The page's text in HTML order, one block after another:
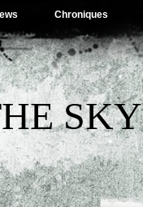
Chroniques
SKY